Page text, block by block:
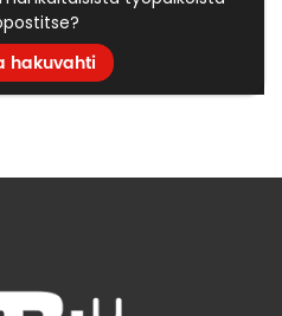
hakuvahti